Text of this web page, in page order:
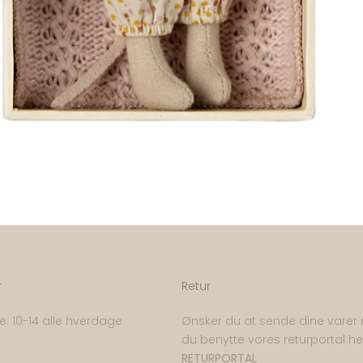
10-14 alle hverdage
Retur
Ønsker du at sende dine varer
du benytte vores returportal
RETURPORTAL